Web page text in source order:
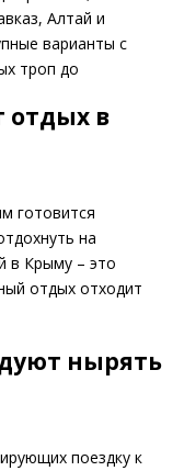
Алтай и
варианты с
троп до
отдых в
готовится
на
в Крыму – это
отдых отходит
нырять
поездку к